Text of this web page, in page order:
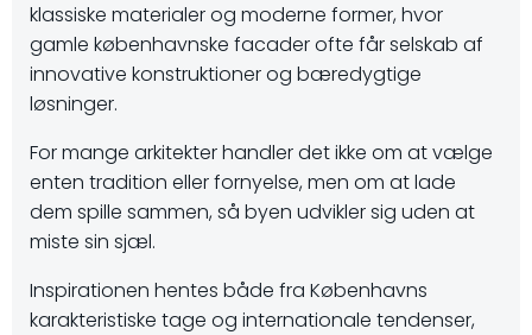
klassiske materialer og moderne former, hvor
gamle københavnske facader ofte får selskab af
innovative konstruktioner og bæredygtige
løsninger.
For mange arkitekter handler det ikke om at vælge
enten tradition eller fornyelse, men om at lade
dem spille sammen, så byen udvikler sig uden at
miste sin sjæl.
Inspirationen hentes både fra Københavns
karakteristiske tage og internationale tendenser,